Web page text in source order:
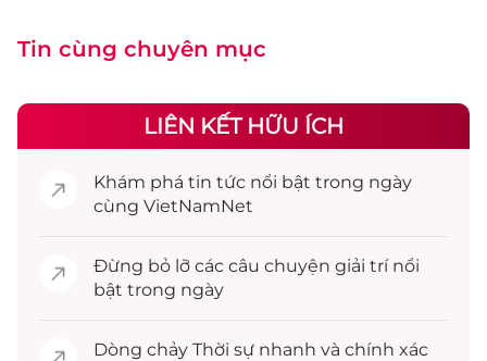
Tin cùng chuyên mục
LIÊN KẾT HỮU ÍCH
Khám phá tin tức nổi bật trong ngày
cùng VietNamNet
Đừng bỏ lỡ các câu chuyện giải trínổi
bật trong ngày
Dòng chảy Thời sự nhanh và chính xác